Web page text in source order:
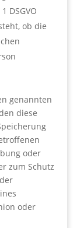
DSGVO
ob die
genannten
diese
oder
zum Schutz
oder